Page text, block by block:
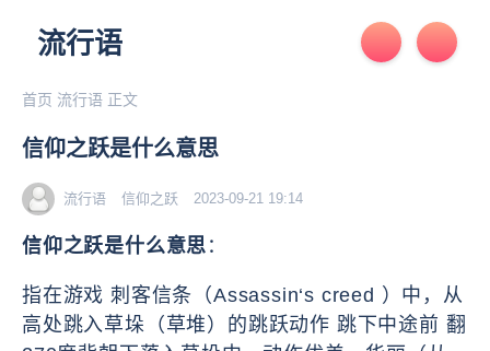
流行语
首页 流行语 正文
信仰之跃是什么意思
流行语 信仰之跃 2023-09-21 19:14
信仰之跃是什么意思 ：
指在游戏 刺客信条（Assassin‘s creed ）中，从
高处跳入草垛（草堆）的跳跃动作 跳下中途前 翻